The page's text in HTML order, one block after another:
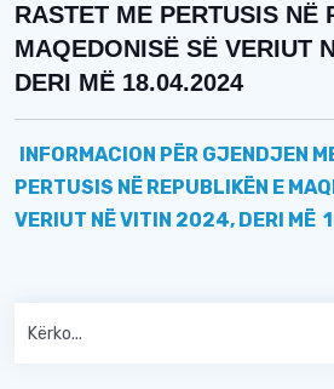
RASTET ME PERTUSIS NË
MAQEDONISË SË VERIUT
DERI MË 18.04.2024
INFORMACION PËR GJENDJEN
PERTUSIS NË REPUBLIKËN E
VERIUT NË VITIN 2024, DERI MË